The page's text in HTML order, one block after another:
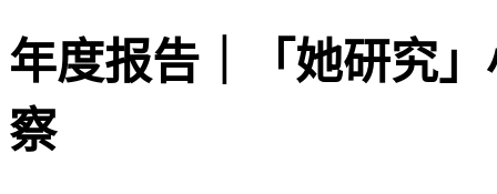
年度报告｜「她研究
察